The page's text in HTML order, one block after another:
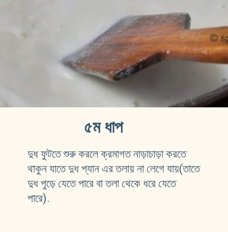
৫ম ধাপ
দুধ ফুটতে শুরু করলে ক্রমাগত নাড়াচাড়া করতে
থাকুন যাতে দুধ প্যান এর তলায় না লেগে যায়(তাতে
দুধ পুড়ে যেতে পারে বা তলা থেকে ধরে যেতে
পারে).